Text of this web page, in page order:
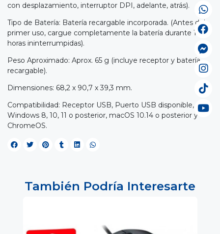
con desplazamiento, interruptor DPI, adelante, atrás).
Tipo de Batería: Batería recargable incorporada. (Antes del
primer uso, cargue completamente la batería durante 10
horas ininterrumpidas).
Peso Aproximado: Aprox. 65 g (incluye receptor y batería
recargable).
Dimensiones: 68,2 x 90,7 x 39,3 mm.
Compatibilidad: Receptor USB, Puerto USB disponible,
Windows 8, 10, 11 o posterior, macOS 10.14 o posterior y
ChromeOS.
También Podría Interesarte